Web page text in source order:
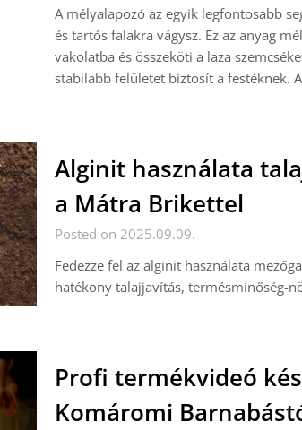
A mélyalapozó az egyik legfontosabb
és tartós falakra vágysz. Ez az anyag
vakolatba és összeköti a laza
stabilabb felületet biztosít a festéknek.
Alginit használata
a Mátra Brikettel
Posted on 2025.09.09.
Fedezze fel az alginit használata
hatékony talajjavítás, termésminőség-
Profi termékvideó
Komáromi